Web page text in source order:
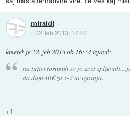
miraldi
::22. feb 2013, 17:40
kmetek je22. feb 2013 ob 16:34izjavil:
na tujim forumih so jo dost
da dam 40€ za 5-7 ur igranja.
+1